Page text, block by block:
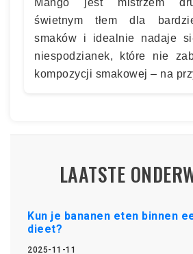
Mango jest mistrzem
świetnym tłem dla
smaków i idealnie nadaje
niespodzianek, które nie
kompozycji smakowej – na
LAATSTE
Kun je bananen eten binnen
dieet?
2025-11-11